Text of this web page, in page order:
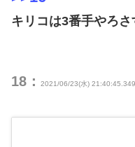
キリコは3番手やろさ
18： 2021/06/23(水) 21:40:45.349